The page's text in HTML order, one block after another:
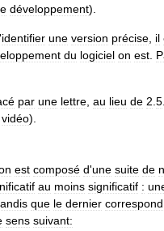
développement).
'identifier une version précise, il
du logiciel on est.
par une lettre, au lieu de 2.5.
vidéo).
est composé d'une suite de
au moins significatif :
que le dernier correspond
sens suivant: